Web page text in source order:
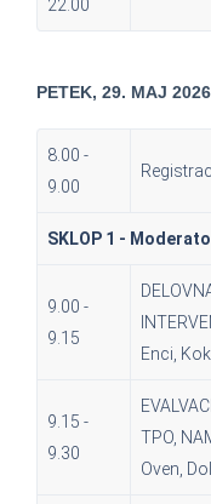
22.00
PETEK, 29. MAJ 2026
8.00 -
9.00
SKLOP 1 -
9.00 -
9.15
Enci,
9.15 -
9.30
TPO,
Oven,